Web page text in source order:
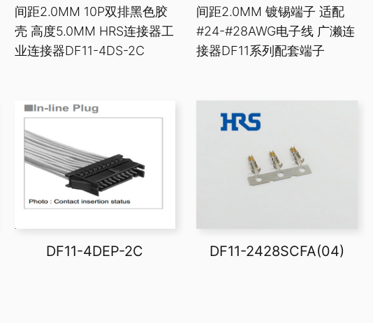
间距2.0MM 10P双排黑色胶
壳 高度5.0MM HRS连接器工
业连接器DF11-4DS-2C
间距2.0MM 镀锡端子 适配
#24-#28AWG电子线 广濑连
接器DF11系列配套端子
DF11-4DEP-2C DF11-2428SCFA(04)